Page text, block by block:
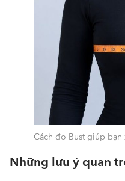
Cách đo Bust giúp
Những lưu ý quan